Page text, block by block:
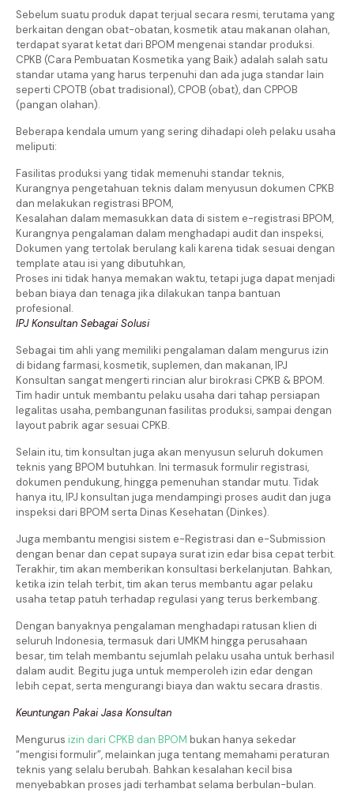
Sebelum suatu produk dapat terjual secara resmi, terutama yang
berkaitan dengan obat-obatan, kosmetik atau makanan olahan,
terdapat syarat ketat dari BPOM mengenai standar produksi.
CPKB (Cara Pembuatan Kosmetika yang Baik) adalah salah satu
standar utama yang harus terpenuhi dan ada juga standar lain
seperti CPOTB (obat tradisional), CPOB (obat), dan CPPOB
(pangan olahan).
Beberapa kendala umum yang sering dihadapi oleh pelaku usaha
meliputi:
Fasilitas produksi yang tidak memenuhi standar teknis,
Kurangnya pengetahuan teknis dalam menyusun dokumen CPKB
dan melakukan registrasi BPOM,
Kesalahan dalam memasukkan data di sistem e-registrasi BPOM,
Kurangnya pengalaman dalam menghadapi audit dan inspeksi,
Dokumen yang tertolak berulang kali karena tidak sesuai dengan
template atau isi yang dibutuhkan,
Proses ini tidak hanya memakan waktu, tetapi juga dapat menjadi
beban biaya dan tenaga jika dilakukan tanpa bantuan
profesional.
IPJ Konsultan Sebagai Solusi
Sebagai tim ahli yang memiliki pengalaman dalam mengurus izin
di bidang farmasi, kosmetik, suplemen, dan makanan, IPJ
Konsultan sangat mengerti rincian alur birokrasi CPKB & BPOM.
Tim hadir untuk membantu pelaku usaha dari tahap persiapan
legalitas usaha, pembangunan fasilitas produksi, sampai dengan
layout pabrik agar sesuai CPKB.
Selain itu, tim konsultan juga akan menyusun seluruh dokumen
teknis yang BPOM butuhkan. Ini termasuk formulir registrasi,
dokumen pendukung, hingga pemenuhan standar mutu. Tidak
hanya itu, IPJ konsultan juga mendampingi proses audit dan juga
inspeksi dari BPOM serta Dinas Kesehatan (Dinkes).
Juga membantu mengisi sistem e-Registrasi dan e-Submission
dengan benar dan cepat supaya surat izin edar bisa cepat terbit.
Terakhir, tim akan memberikan konsultasi berkelanjutan. Bahkan,
ketika izin telah terbit, tim akan terus membantu agar pelaku
usaha tetap patuh terhadap regulasi yang terus berkembang.
Dengan banyaknya pengalaman menghadapi ratusan klien di
seluruh Indonesia, termasuk dari UMKM hingga perusahaan
besar, tim telah membantu sejumlah pelaku usaha untuk berhasil
dalam audit. Begitu juga untuk memperoleh izin edar dengan
lebih cepat, serta mengurangi biaya dan waktu secara drastis.
Keuntungan Pakai Jasa Konsultan
Mengurus izin dari CPKB dan BPOM bukan hanya sekedar
“mengisi formulir”, melainkan juga tentang memahami peraturan
teknis yang selalu berubah. Bahkan kesalahan kecil bisa
menyebabkan proses jadi terhambat selama berbulan-bulan.